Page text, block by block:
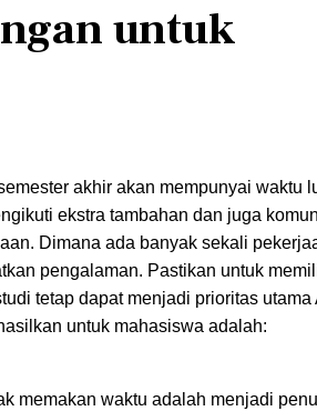
untuk
akhir akan mempunyai waktu
ekstra tambahan dan juga
Dimana ada banyak sekali
pengalaman. Pastikan untuk
tetap dapat menjadi prioritas utama
untuk mahasiswa adalah:
memakan waktu adalah menjadi